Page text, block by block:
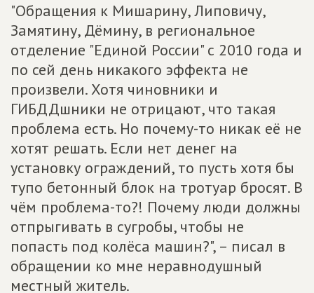
"Обращения к Мишарину, Липовичу,
Замятину, Дёмину, в региональное
отделение "Единой России" с 2010 года и
по сей день никакого эффекта не
произвели. Хотя чиновники и
ГИБДДшники не отрицают, что такая
проблема есть. Но почему-то никак её не
хотят решать. Если нет денег на
установку ограждений, то пусть хотя бы
тупо бетонный блок на тротуар бросят. В
чём проблема-то?! Почему люди должны
отпрыгивать в сугробы, чтобы не
попасть под колёса машин?", – писал в
обращении ко мне неравнодушный
местный житель.